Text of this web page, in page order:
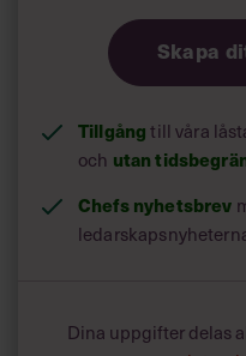
Skapa
Tillgångtill våra
och utan
Chefs nyhetsbrev
Dina uppgifter delas